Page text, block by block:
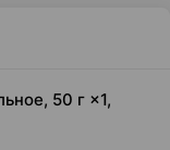
50 г ×1,